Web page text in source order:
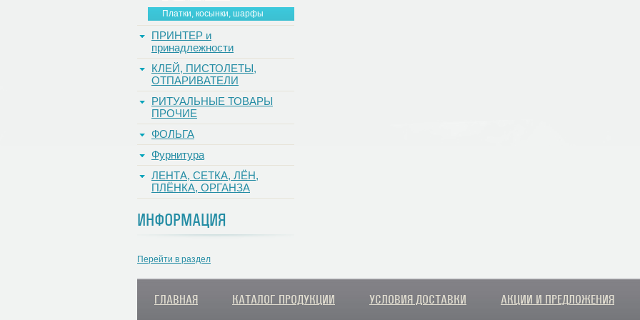
Платки, косынки, шарфы
ПРИНТЕР и
принадлежности
КЛЕЙ, ПИСТОЛЕТЫ,
ОТПАРИВАТЕЛИ
РИТУАЛЬНЫЕ ТОВАРЫ
ПРОЧИЕ
ФОЛЬГА
Фурнитура
ЛЕНТА, СЕТКА, ЛЁН,
ПЛЁНКА, ОРГАНЗА
ИНФОРМАЦИЯ
Перейти в раздел
ГЛАВНАЯ КАТАЛОГ ПРОДУКЦИИ УСЛОВИЯ ДОСТАВКИ АКЦИИ И ПРЕДЛОЖЕНИЯ